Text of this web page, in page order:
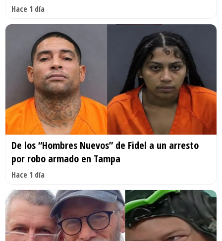
Hace 1 día
De los “Hombres Nuevos” de Fidel a un arresto
por robo armado en Tampa
Hace 1 día